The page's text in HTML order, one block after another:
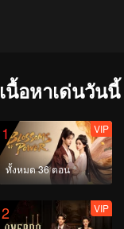
เนื้อหาเด่นวันนี้
1
ทั้งหมด 36 ตอน
VIP
2 VIP